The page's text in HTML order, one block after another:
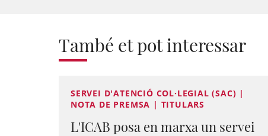
També et pot interessar
SERVEI D'ATENCIÓ COL·LEGIAL (SAC) |
NOTA DE PREMSA | TITULARS
L'ICAB posa en marxa un servei